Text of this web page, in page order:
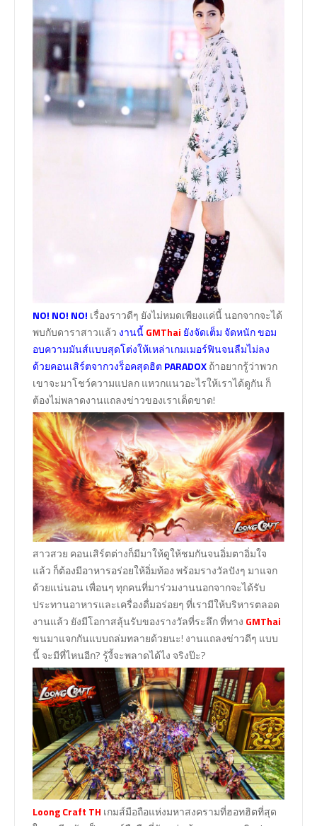
NO! NO! NO! เรื่องราวดีๆ ยังไม่หมดเพียงแค่นี้ นอกจากจะได้
พบกับดาราสาวแล้ว งานนี้GMThai ยังจัดเต็ม จัดหนัก ขอม
อบความมันส์แบบสุดโต่งให้เหล่าเกมเมอร์ฟินจนลืมไม่ลง
ด้วยคอนเสิร์ตจากวงร็อคสุดฮิต PARADOXถ้าอยากรู้ว่าพวก
เขาจะมาโชว์ความแปลก แหวกแนวอะไรให้เราได้ดูกัน ก็
ต้องไม่พลาดงานแถลงข่าวของเราเด็ดขาด!
สาวสวย คอนเสิร์ตต่างก็มีมาให้ดูให้ชมกันจนอิ่มตาอิ่มใจ
แล้ว ก็ต้องมีอาหารอร่อยให้อิ่มท้อง พร้อมรางวัลปังๆ มาแจก
ด้วยแน่นอน เพื่อนๆ ทุกคนที่มาร่วมงานนอกจากจะได้รับ
ประทานอาหารและเครื่องดื่มอร่อยๆ ที่เรามีให้บริหารตลอด
งานแล้ว ยังมีโอกาสลุ้นรับของรางวัลที่ระลึก ที่ทาง GMThai
ขนมาแจกกันแบบถล่มทลายด้วยนะ! งานแถลงข่าวดีๆ แบบ
นี้ จะมีที่ไหนอีก? รู้งี้จะพลาดได้ไง จริงป๊ะ?
Loong Craft TH เกมส์มือถือแห่งมหาสงครามที่ฮอทฮิตที่สุด